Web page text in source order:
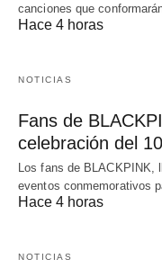
canciones que
Hace 4 horas
NOTICIAS
Fans de
celebración del
Los fans de BLACKPINK,
eventos conmemorativos
Hace 4 horas
NOTICIAS